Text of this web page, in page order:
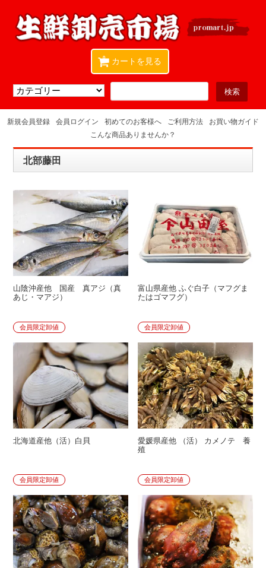
カートを見る
0
新規会員登録 会員ログイン 初めてのお客様へ ご利用方法
お買い物ガイド
こんな商品ありませんか？
北部藤田
山陰沖産他 国産 真アジ（真
あじ・マアジ）
会員限定卸値
富山県産他 ふぐ白子（マフグま
たはゴマフグ）
会員限定卸値
北海道産他（活）白貝
会員限定卸値
愛媛県産他 （活） カメノテ 養
殖
会員限定卸値